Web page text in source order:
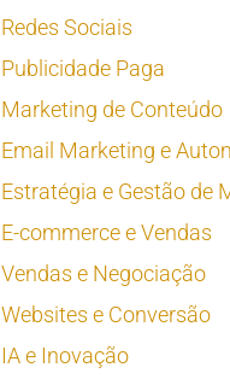
Redes Sociais
Publicidade Paga
Marketing de Conteúdo
Email Marketing e
Estratégia e Gestão de
E-commerce e Vendas
Vendas e Negociação
Websites e Conversão
IA e Inovação